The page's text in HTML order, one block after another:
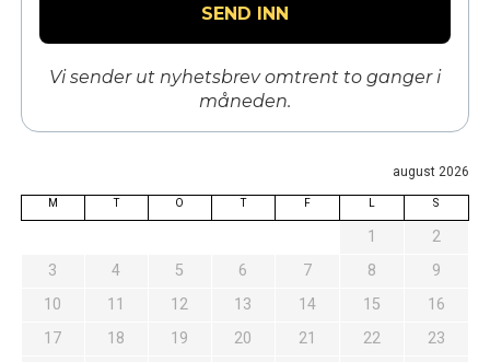
Vi sender ut nyhetsbrev omtrent to ganger i
måneden.
august 2026
M T O T F S
1
2
3
4 5 6 7 8
9
10
11 12 13 14 15
16
17
18 19 20 21 22
23